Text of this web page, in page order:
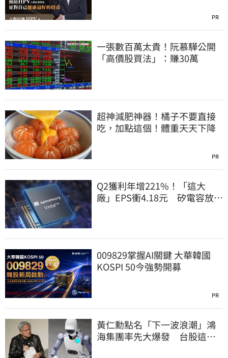
PR
一張數百萬太貴！阮慕驊公開
「高價股買法」：賺30萬
超神減肥神器！橘子不要直接
吃，加點這個！體重天天下降
PR
Q2獲利年增221%！「這大
廠」EPS衝4.18元 矽電容放量
009829掌握AI關鍵 大華韓國
KOSPI 50今強勢開募
PR
黃仁勳點名「下一波浪潮」鴻
海集團率先大爆發 台股這族